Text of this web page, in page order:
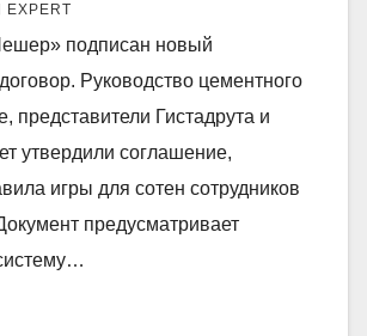
EXPERT
подписан новый
Руководство цементного
представители Гистадрута и
утвердили соглашение,
игры для сотен сотрудников
предусматривает